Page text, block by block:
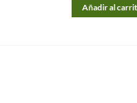
Añadir al